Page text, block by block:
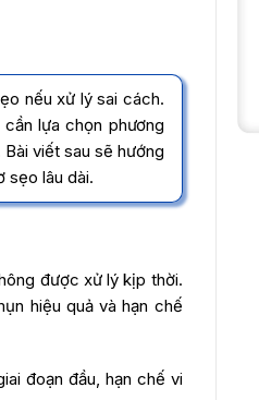
nếu xử lý sai cách.
lựa chọn phương
viết sau sẽ hướng
sẹo lâu dài.
được xử lý kịp thời.
hiệu quả và hạn chế
đoạn đầu, hạn chế vi